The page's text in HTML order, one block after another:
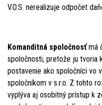
V.O.S. nerealizuje odpočet
Komanditná spoločnosťmá
spoločnosti, pretože ju tvoria
postavenie ako spoločníci vo
spoločníkom v s.r.o. Z tohto
vyplýva aj osobitný prístup k